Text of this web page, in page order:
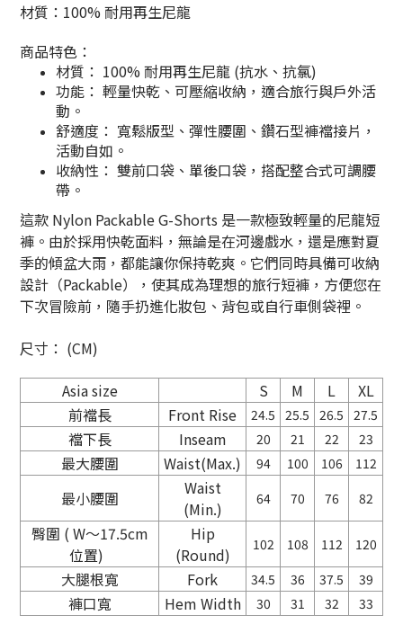
材質：100% 耐用再生尼龍
商品特色：
材質： 100% 耐用再生尼龍 (抗水、抗氯)
功能： 輕量快乾、可壓縮收納，適合旅行與戶外活
動。
舒適度： 寬鬆版型、彈性腰圍、鑽石型褲襠接片，
活動自如。
收納性： 雙前口袋、單後口袋，搭配整合式可調腰
帶。
這款 Nylon Packable G-Shorts 是一款極致輕量的尼龍短
褲。由於採用快乾面料，無論是在河邊戲水，還是應對夏
季的傾盆大雨，都能讓你保持乾爽。它們同時具備可收納
設計（Packable），使其成為理想的旅行短褲，方便您在
下次冒險前，隨手扔進化妝包、背包或自行車側袋裡。
尺寸： (CM)
Asia size
S M L
XL
前襠長
Front Rise 24.5 25.5 26.5 27.5
襠下長 Inseam 20 21 22 23
最大腰圍 Waist(Max.) 94 100 106 112
最小腰圍
Waist
(Min.)
64 70 76 82
臀圍 ( W～17.5cm
位置)
Hip
(Round)
102 108 112 120
大腿根寬 Fork 34.5 36 37.5 39
褲口寬 Hem Width 30 31 32 33